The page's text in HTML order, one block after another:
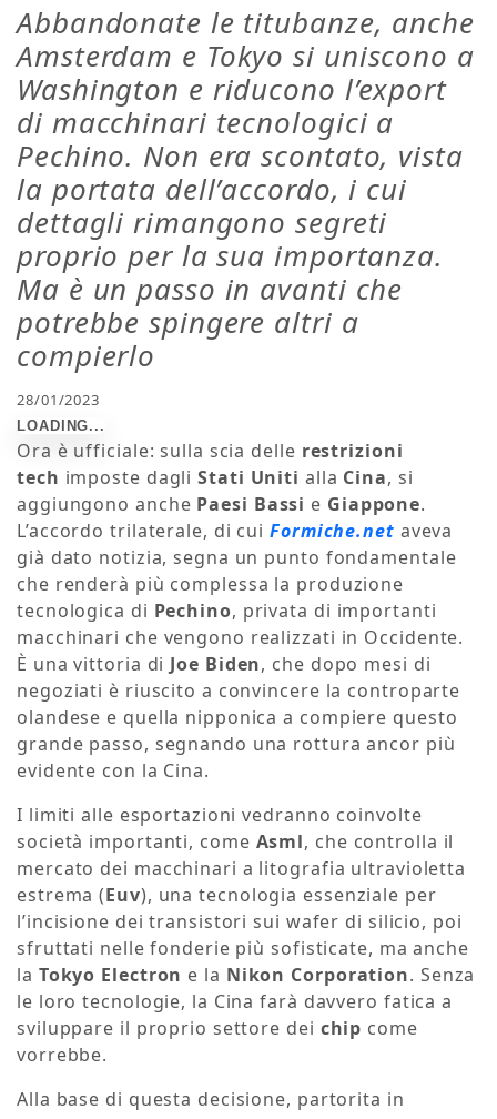
Abbandonate le titubanze, anche
Amsterdam e Tokyo si uniscono a
Washington e riducono l’export
di macchinari tecnologici a
Pechino. Non era scontato, vista
la portata dell’accordo, i cui
dettagli rimangono segreti
proprio per la sua importanza.
Ma è un passo in avanti che
potrebbe spingere altri a
compierlo
28/01/2023
Ora è ufficiale: sulla scia delle restrizioni
tech imposte dagliStati Uniti alla Cina, si
aggiungono anche Paesi Bassi e Giappone.
L’accordo trilaterale, di cui Formiche.net aveva
già dato notizia, segna un punto fondamentale
che renderà più complessa la produzione
tecnologica di Pechino, privata di importanti
macchinari che vengono realizzati in Occidente.
È una vittoria di Joe Biden, che dopo mesi di
negoziati è riuscito a convincere la controparte
olandese e quella nipponica a compiere questo
grande passo, segnando una rottura ancor più
evidente con la Cina.
I limiti alle esportazioni vedranno coinvolte
società importanti, come Asml, che controlla il
mercato dei macchinari a litografia ultravioletta
estrema (Euv), una tecnologia essenziale per
l’incisione dei transistori sui wafer di silicio, poi
sfruttati nelle fonderie più sofisticate, ma anche
la Tokyo Electron e la Nikon Corporation. Senza
le loro tecnologie, la Cina farà davvero fatica a
sviluppare il proprio settore dei chip come
vorrebbe.
Alla base di questa decisione, partorita in